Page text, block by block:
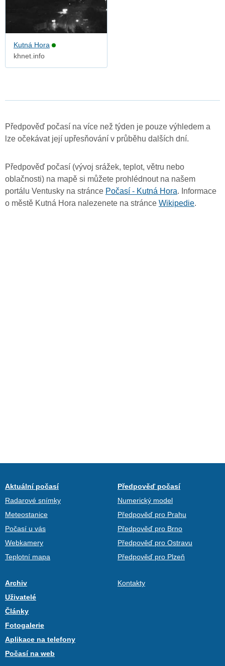
Kutná Hora
khnet.info
Předpověď počasí na více než týden je pouze výhledem a
lze očekávat její upřesňování v průběhu dalších dní.
Předpověď počasí (vývoj srážek, teplot, větru nebo
oblačnosti) na mapě si můžete prohlédnout na našem
portálu Ventusky na stránce Počasí - Kutná Hora. Informace
o městě Kutná Hora nalezenete na stránce Wikipedie.
Aktuální počasí
Radarové snímky
Meteostanice
Počasí u vás
Webkamery
Teplotní mapa
Předpověď počasí
Numerický model
Předpověď pro Prahu
Předpověď pro Brno
Předpověď pro Ostravu
Předpověď pro Plzeň
Archiv
Uživatelé
Články
Fotogalerie
Aplikace na telefony
Počasí na web
Kontakty